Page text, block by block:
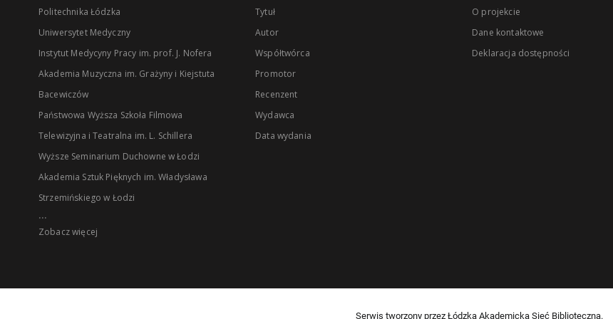
Politechnika Łódzka
Uniwersytet Medyczny
Instytut Medycyny Pracy im. prof. J. Nofera
Akademia Muzyczna im. Grażyny i Kiejstuta
Bacewiczów
Państwowa Wyższa Szkoła Filmowa
Telewizyjna i Teatralna im. L. Schillera
Wyższe Seminarium Duchowne w Łodzi
Akademia Sztuk Pięknych im. Władysława
Strzemińskiego w Łodzi
...
Zobacz więcej
Tytuł
Autor
Współtwórca
Promotor
Recenzent
Wydawca
Data wydania
O projekcie
Dane kontaktowe
Deklaracja dostępności
Serwis tworzony przez Łódzką Akademicką Sieć Biblioteczną.